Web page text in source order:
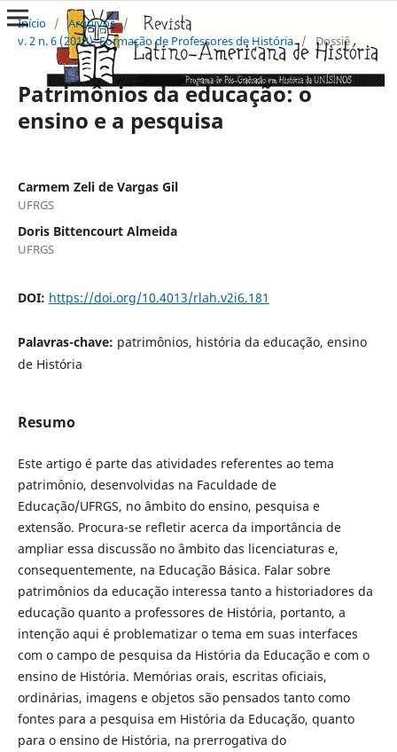
Início / Arquivos /
v. 2 n. 6 (2013): Formação de Professores de História / Dossiê
Patrimônios da educação: o
ensino e a pesquisa
Carmem Zeli de Vargas Gil
UFRGS
Doris Bittencourt Almeida
UFRGS
DOI: https://doi.org/10.4013/rlah.v2i6.181
Palavras-chave: patrimônios, história da educação, ensino
de História
Resumo
Este artigo é parte das atividades referentes ao tema
patrimônio, desenvolvidas na Faculdade de
Educação/UFRGS, no âmbito do ensino, pesquisa e
extensão. Procura-se refletir acerca da importância de
ampliar essa discussão no âmbito das licenciaturas e,
consequentemente, na Educação Básica. Falar sobre
patrimônios da educação interessa tanto a historiadores da
educação quanto a professores de História, portanto, a
intenção aqui é problematizar o tema em suas interfaces
com o campo de pesquisa da História da Educação e com o
ensino de História. Memórias orais, escritas oficiais,
ordinárias, imagens e objetos são pensados tanto como
fontes para a pesquisa em História da Educação, quanto
para o ensino de História, na prerrogativa do